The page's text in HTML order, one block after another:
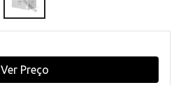
Ver Preço